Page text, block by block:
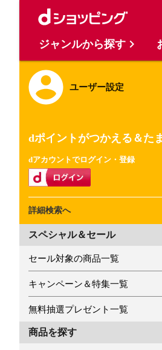
ユーザー設定
dポイントがつかえる＆た
dアカウントでログイン・登録
詳細検索へ
スペシャル＆セール
セール対象の商品一覧
キャンペーン＆特集一覧
無料抽選プレゼント一覧
商品を探す
ジャンルから探す